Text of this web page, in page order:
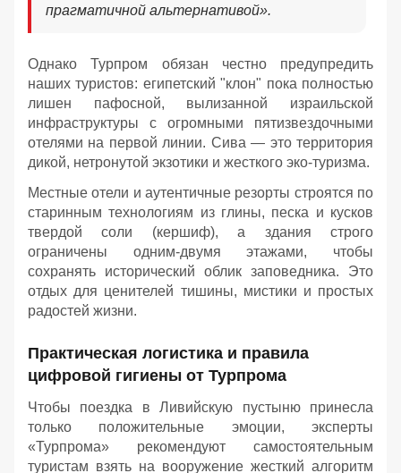
прагматичной альтернативой».
Однако Турпром обязан честно предупредить
наших туристов: египетский "клон" пока полностью
лишен пафосной, вылизанной израильской
инфраструктуры с огромными пятизвездочными
отелями на первой линии. Сива — это территория
дикой, нетронутой экзотики и жесткого эко-туризма.
Местные отели и аутентичные резорты строятся по
старинным технологиям из глины, песка и кусков
твердой соли (кершиф), а здания строго
ограничены одним-двумя этажами, чтобы
сохранять исторический облик заповедника. Это
отдых для ценителей тишины, мистики и простых
радостей жизни.
Практическая логистика и правила
цифровой гигиены от Турпрома
Чтобы поездка в Ливийскую пустыню принесла
только положительные эмоции, эксперты
«Турпрома» рекомендуют самостоятельным
туристам взять на вооружение жесткий алгоритм